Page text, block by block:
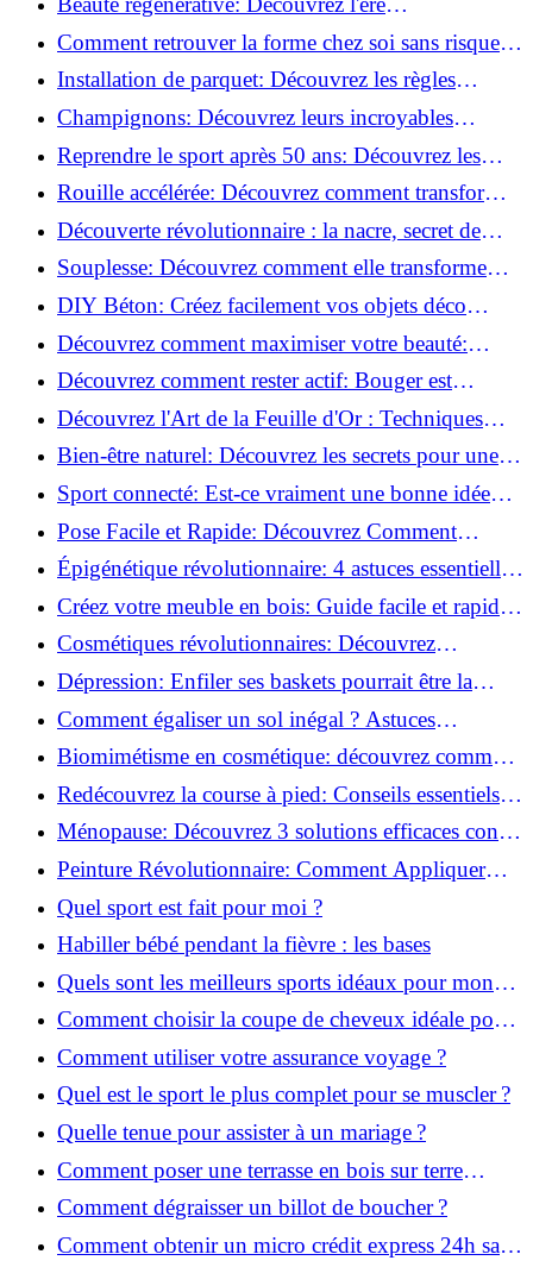
révolutionnaire de la cosmétique verte!
Comment retrouver la forme chez soi sans risque
de blessure: Techniques et conseils sûrs!
Installation de parquet: Découvrez les règles
essentielles à respecter!
Champignons: Découvrez leurs incroyables
pouvoirs antioxydants!
Reprendre le sport après 50 ans: Découvrez les
meilleures méthodes!
Rouille accélérée: Découvrez comment transformer
la corrosion en déco tendance!
Découverte révolutionnaire : la nacre, secret de
régénération inouï !
Souplesse: Découvrez comment elle transforme
votre performance sportive!
DIY Béton: Créez facilement vos objets déco
tendance!
Découvrez comment maximiser votre beauté:
Astuces et secrets révélés!
Découvrez comment rester actif: Bouger est
toujours possible!
Découvrez l'Art de la Feuille d'Or : Techniques
Incontournables pour Réussir!
Bien-être naturel: Découvrez les secrets pour une
vie saine!
Sport connecté: Est-ce vraiment une bonne idée
pour vous?
Pose Facile et Rapide: Découvrez Comment
Monter des Carreaux de Béton Cellulaire!
Épigénétique révolutionnaire: 4 astuces essentielles
pour transformer votre bien-être!
Créez votre meuble en bois: Guide facile et rapide
pour débutants!
Cosmétiques révolutionnaires: Découvrez
comment les fermes verticales transforment la
beauté!
Dépression: Enfiler ses baskets pourrait être la
solution!
Comment égaliser un sol inégal ? Astuces
infaillibles pour réussir !
Biomimétisme en cosmétique: découvrez comment
la nature inspire l'avenir des soins beauté!
Redécouvrez la course à pied: Conseils essentiels
pour reprendre!
Ménopause: Découvrez 3 solutions efficaces contre
les bouffées de chaleur!
Peinture Révolutionnaire: Comment Appliquer
Deux Couleurs Sur Une Porte!
Quel sport est fait pour moi ?
Habiller bébé pendant la fièvre : les bases
Quels sont les meilleurs sports idéaux pour mon
enfant ?
Comment choisir la coupe de cheveux idéale pour
votre visage ?
Comment utiliser votre assurance voyage ?
Quel est le sport le plus complet pour se muscler ?
Quelle tenue pour assister à un mariage ?
Comment poser une terrasse en bois sur terre
battue ?
Comment dégraisser un billot de boucher ?
Comment obtenir un micro crédit express 24h sans